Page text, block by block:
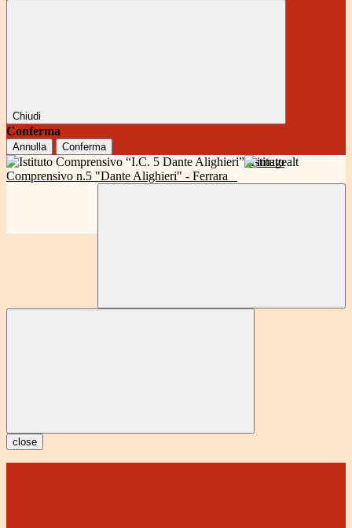
Chiudi
Conferma
Annulla Conferma
Istituto
Comprensivo n.5 "Dante Alighieri" - Ferrara
close